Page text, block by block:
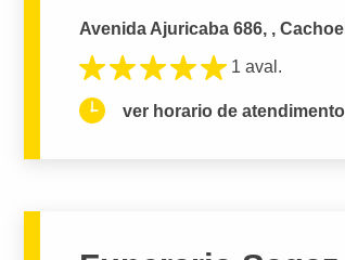
Avenida Ajuricaba 686, ,
1 aval.
ver horario de